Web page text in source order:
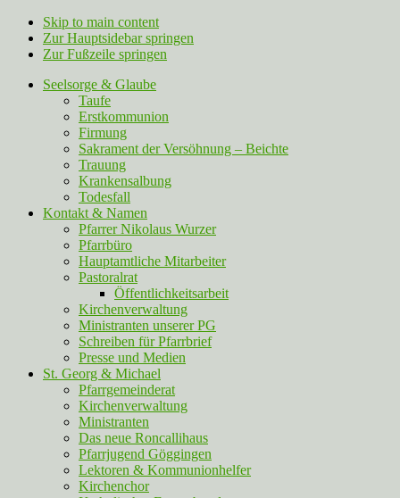
Skip to main content
Zur Hauptsidebar springen
Zur Fußzeile springen
Seelsorge & Glaube
Taufe
Erstkommunion
Firmung
Sakrament der Versöhnung – Beichte
Trauung
Krankensalbung
Todesfall
Kontakt & Namen
Pfarrer Nikolaus Wurzer
Pfarrbüro
Hauptamtliche Mitarbeiter
Pastoralrat
Öffentlichkeitsarbeit
Kirchenverwaltung
Ministranten unserer PG
Schreiben für Pfarrbrief
Presse und Medien
St. Georg & Michael
Pfarrgemeinderat
Kirchenverwaltung
Ministranten
Das neue Roncallihaus
Pfarrjugend Göggingen
Lektoren & Kommunionhelfer
Kirchenchor